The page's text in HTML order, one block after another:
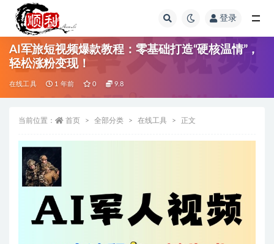
登录
AI军旅短视频爆款教程：零基础打造“硬核温情”，
轻松涨粉变现！
在线工具 1 年前 0 9.8
当前位置： 首页 全部分类 在线工具 正文
全部